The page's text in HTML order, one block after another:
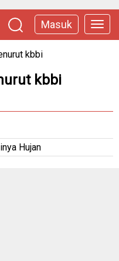
Masuk
kbbi
kbbi
Hujan